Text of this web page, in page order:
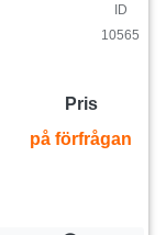
ID
10565
Pris
på förfrågan